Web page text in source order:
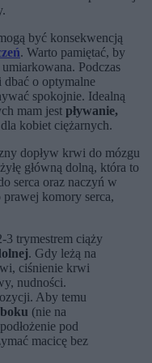
być konsekwencją
. Warto pamiętać, by
Podczas
i dbać o optymalne
spokojnie. Idealną
mam jest pływanie,
kobiet ciężarnych.
dopływ krwi do mózgu
główną dolną, która to
serca oraz naczyń w
komory serca,
3 trymestrem ciąży
. Gdy leżą na
ciśnienie krwi
nudności.
Aby temu
(nie na
pod
macicę bez